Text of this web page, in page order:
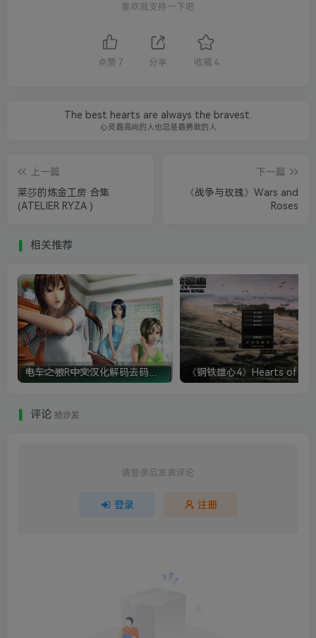
喜欢就支持一下吧
点赞 7 分享 收藏 4
The best hearts are always the bravest.
心灵最高尚的人也总是最勇敢的人
上一篇
莱莎的炼金工房 合集
(ATELIER RYZA )
下一篇
《战争与玫瑰》Wars and
Roses
相关推荐
评论 抢沙发
请登录后发表评论
登录 注册